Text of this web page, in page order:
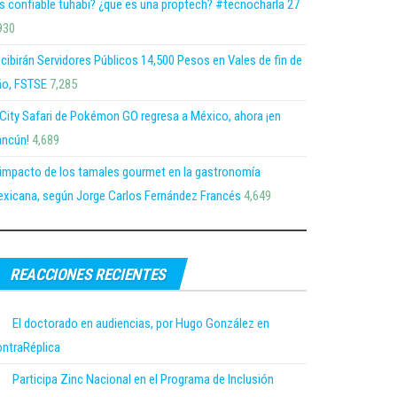
confiable tuhabi? ¿que es una proptech? #tecnocharla 27
Servidores Públicos 14,500 Pesos en Vales de fin de
FSTSE 7,285
Safari de Pokémon GO regresa a México, ahora ¡en
4,689
de los tamales gourmet en la gastronomía
según Jorge Carlos Fernández Francés 4,649
REACCIONES RECIENTES
El doctorado en audiencias, por Hugo González en
Participa Zinc Nacional en el Programa de Inclusión